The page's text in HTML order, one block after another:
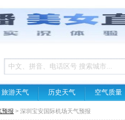
旅游天气 历史天气 空气质量
预报 > 深圳宝安国际机场天气预报